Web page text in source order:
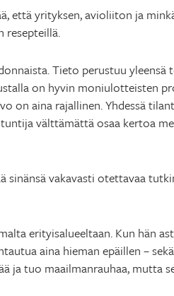
että yrityksen, avioliiton ja
resepteillä.
Tieto perustuu yleensä
on hyvin moniulotteisten
on aina rajallinen. Yhdessä
välttämättä osaa kertoa
sinänsä vakavasti otettavaa
erityisalueeltaan. Kun hän
aina hieman epäillen –
ja tuo maailmanrauhaa, mutta